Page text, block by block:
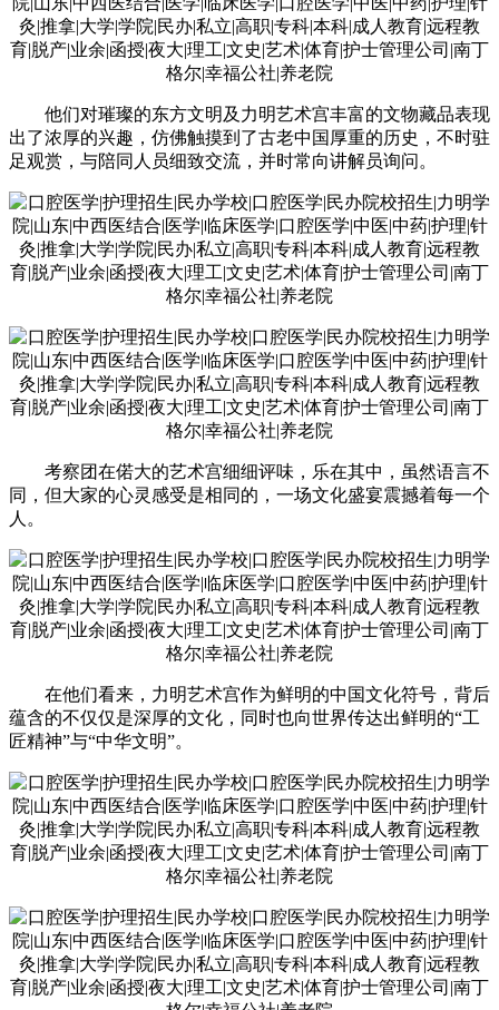
他们对璀璨的东方文明及力明艺术宫丰富的文物藏品表现
出了浓厚的兴趣，仿佛触摸到了古老中国厚重的历史，不时驻
足观赏，与陪同人员细致交流，并时常向讲解员询问。
考察团在偌大的艺术宫细细评味，乐在其中，虽然语言不
同，但大家的心灵感受是相同的，一场文化盛宴震撼着每一个
人。
在他们看来，力明艺术宫作为鲜明的中国文化符号，背后
蕴含的不仅仅是深厚的文化，同时也向世界传达出鲜明的“工
匠精神”与“中华文明”。